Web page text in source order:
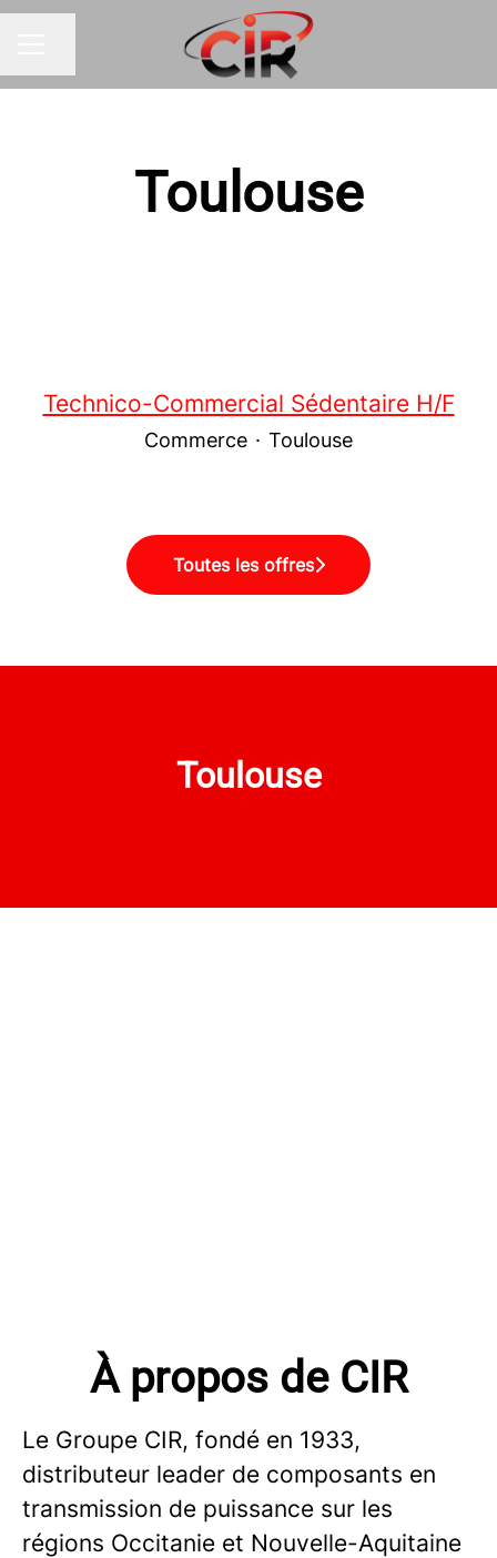
Toulouse
Technico-Commercial Sédentaire H/F
Commerce · Toulouse
Toutes les offres
Toulouse
À propos de CIR
Le Groupe CIR, fondé en 1933,
distributeur leader de composants en
transmission de puissance sur les
régions Occitanie et Nouvelle-Aquitaine